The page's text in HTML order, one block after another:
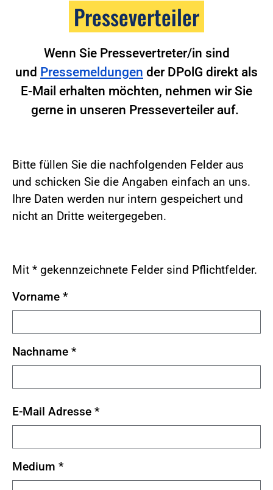
Presseverteiler
Wenn Sie Pressevertreter/in sind
und Pressemeldungen der DPolG direkt als
E-Mail erhalten möchten, nehmen wir Sie
gerne in unseren Presseverteiler auf.
Bitte füllen Sie die nachfolgenden Felder aus
und schicken Sie die Angaben einfach an uns.
Ihre Daten werden nur intern gespeichert und
nicht an Dritte weitergegeben.
Mit * gekennzeichnete Felder sind Pflichtfelder.
Vorname *
Nachname *
E-Mail Adresse *
Medium *